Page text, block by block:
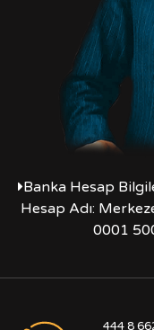
Banka Hesap
Hesap Adı:
0001
444 8